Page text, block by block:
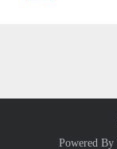
Powered By